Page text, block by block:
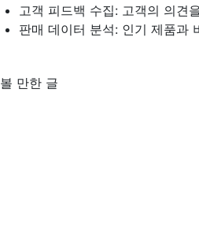
고객 피드백 수집: 고객의 의견
판매 데이터 분석: 인기 제품과
볼 만한 글